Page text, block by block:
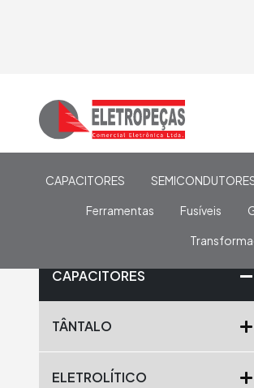
CAPACITORES SEMICONDUTORES
Ferramentas Fusíveis
CAPACITORES
TÂNTALO
ELETROLÍTICO